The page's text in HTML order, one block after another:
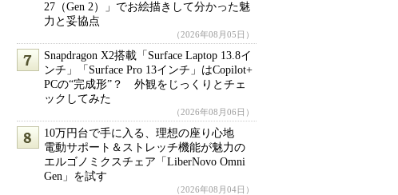
27（Gen 2）」でお絵描きして分かった魅
力と妥協点
（2026年08月05日）
Snapdragon X2搭載「Surface Laptop 13.8イ
ンチ」「Surface Pro 13インチ」はCopilot+
PCの“完成形”？ 外観をじっくりとチェ
ックしてみた
（2026年08月06日）
10万円台で手に入る、理想の座り心地
電動サポート＆ストレッチ機能が魅力の
エルゴノミクスチェア「LiberNovo Omni
Gen」を試す
（2026年08月04日）